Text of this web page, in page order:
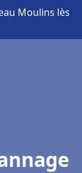
Moulins lès